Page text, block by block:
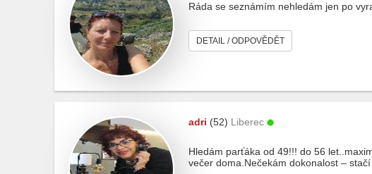
Ráda se seznámím nehledám jen po
DETAIL / ODPOVĚDĚT
adri (52) Liberec
Hledám parťáka od 49!!! do 56
večer doma.Nečekám dokonalost –